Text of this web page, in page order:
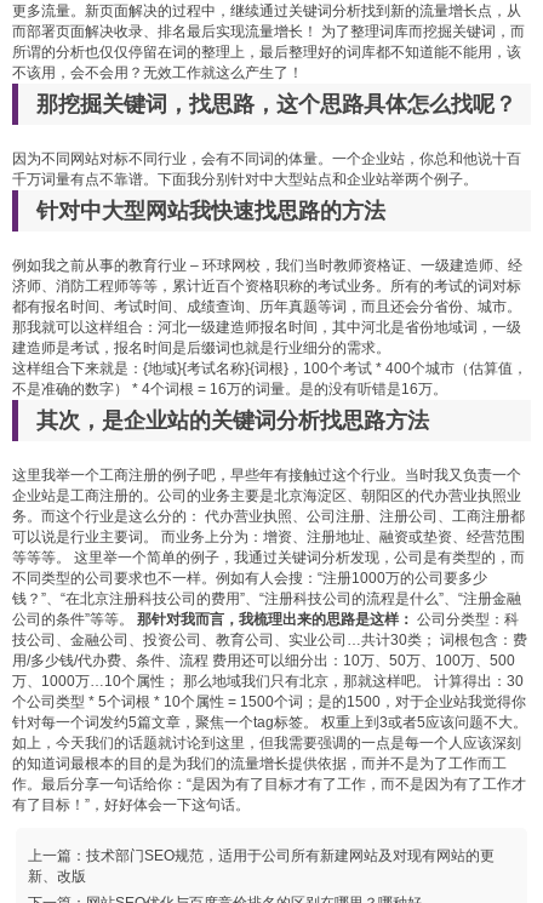
更多流量。新页面解决的过程中，继续通过关键词分析找到新的流量增长点，从
而部署页面解决收录、排名最后实现流量增长！ 为了整理词库而挖掘关键词，而
所谓的分析也仅仅停留在词的整理上，最后整理好的词库都不知道能不能用，该
不该用，会不会用？无效工作就这么产生了！
那挖掘关键词，找思路，这个思路具体怎么找呢？
因为不同网站对标不同行业，会有不同词的体量。一个企业站，你总和他说十百
千万词量有点不靠谱。下面我分别针对中大型站点和企业站举两个例子。
针对中大型网站我快速找思路的方法
例如我之前从事的教育行业 – 环球网校，我们当时教师资格证、一级建造师、经
济师、消防工程师等等，累计近百个资格职称的考试业务。所有的考试的词对标
都有报名时间、考试时间、成绩查询、历年真题等词，而且还会分省份、城市。
那我就可以这样组合：河北一级建造师报名时间，其中河北是省份地域词，一级
建造师是考试，报名时间是后缀词也就是行业细分的需求。
这样组合下来就是：{地域}{考试名称}{词根}，100个考试 * 400个城市（估算值，
不是准确的数字） * 4个词根 = 16万的词量。是的没有听错是16万。
其次，是企业站的关键词分析找思路方法
这里我举一个工商注册的例子吧，早些年有接触过这个行业。当时我又负责一个
企业站是工商注册的。公司的业务主要是北京海淀区、朝阳区的代办营业执照业
务。而这个行业是这么分的： 代办营业执照、公司注册、注册公司、工商注册都
可以说是行业主要词。 而业务上分为：增资、注册地址、融资或垫资、经营范围
等等等。 这里举一个简单的例子，我通过关键词分析发现，公司是有类型的，而
不同类型的公司要求也不一样。例如有人会搜：“注册1000万的公司要多少
钱？”、“在北京注册科技公司的费用”、“注册科技公司的流程是什么”、“注册金融
公司的条件”等等。 那针对我而言，我梳理出来的思路是这样： 公司分类型：科
技公司、金融公司、投资公司、教育公司、实业公司…共计30类； 词根包含：费
用/多少钱/代办费、条件、流程 费用还可以细分出：10万、50万、100万、500
万、1000万…10个属性； 那么地域我们只有北京，那就这样吧。 计算得出：30
个公司类型 * 5个词根 * 10个属性 = 1500个词；是的1500，对于企业站我觉得你
针对每一个词发约5篇文章，聚焦一个tag标签。 权重上到3或者5应该问题不大。
如上，今天我们的话题就讨论到这里，但我需要强调的一点是每一个人应该深刻
的知道词最根本的目的是为我们的流量增长提供依据，而并不是为了工作而工
作。最后分享一句话给你：“是因为有了目标才有了工作，而不是因为有了工作才
有了目标！”，好好体会一下这句话。
上一篇： 技术部门SEO规范，适用于公司所有新建网站及对现有网站的更
新、改版